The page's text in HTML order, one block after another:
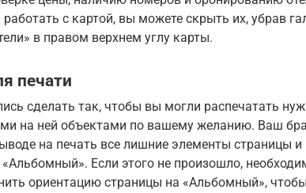
с картой, вы можете скрыть их, убрав
в правом верхнем углу карты.
печати
сделать так, чтобы вы могли распечатать
на ней объектами по вашему желанию. Ваш
на печать все лишние элементы страницы
Если этого не произошло,
ориентацию страницы на «Альбомный»,